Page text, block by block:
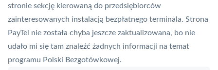
stronie sekcję kierowaną do przedsiębiorców
zainteresowanych instalacją bezpłatnego terminala. Strona
PayTel nie została chyba jeszcze zaktualizowana, bo nie
udało mi się tam znaleźć żadnych informacji na temat
programu Polski Bezgotówkowej.